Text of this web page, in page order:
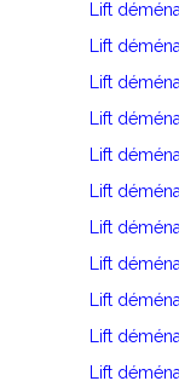
Lift
Lift
Lift
Lift
Lift
Lift
Lift
Lift
Lift
Lift
Lift